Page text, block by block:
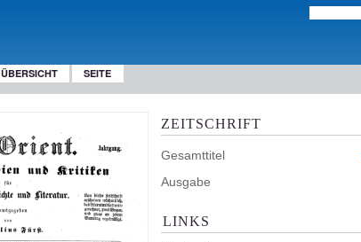
ÜBERSICHT SEITE
ZEITSCHRIFT
Gesamttitel
Ausgabe
LINKS